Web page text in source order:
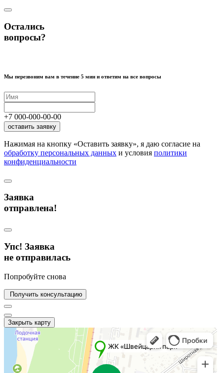
Остались
вопросы?
Мы перезвоним вам в течение 5 мин и ответим на все вопросы
+7 000-000-00-00
оставить заявку
Нажимая на кнопку «Оставить заявку», я даю согласие на
обработку персональных данных и условия политики
конфиденциальности
Заявка
отправлена!
Упс! Заявка
не отправилась
Попробуйте снова
Получить консультацию
Закрыть карту